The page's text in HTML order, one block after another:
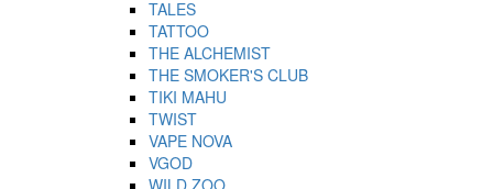
TALES
TATTOO
THE ALCHEMIST
THE SMOKER'S CLUB
TIKI MAHU
TWIST
VAPE NOVA
VGOD
WILD ZOO